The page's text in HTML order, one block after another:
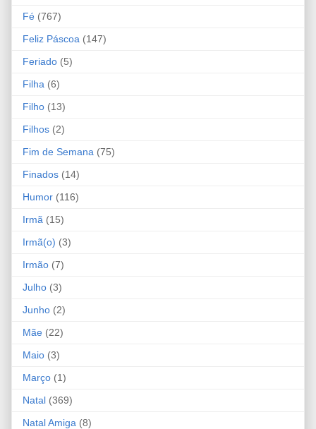
Fé (767)
Feliz Páscoa (147)
Feriado (5)
Filha (6)
Filho (13)
Filhos (2)
Fim de Semana (75)
Finados (14)
Humor (116)
Irmã (15)
Irmã(o) (3)
Irmão (7)
Julho (3)
Junho (2)
Mãe (22)
Maio (3)
Março (1)
Natal (369)
Natal Amiga (8)